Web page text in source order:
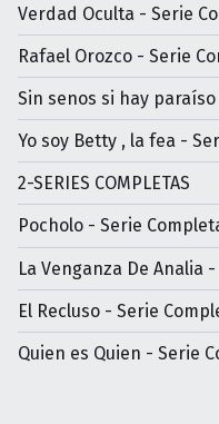
Verdad Oculta - Serie
Rafael Orozco - Serie
Sin senos si hay
Yo soy Betty , la fea -
2-SERIES COMPLETAS
Pocholo - Serie
La Venganza De Analia
El Recluso - Serie
Quien es Quien - Serie